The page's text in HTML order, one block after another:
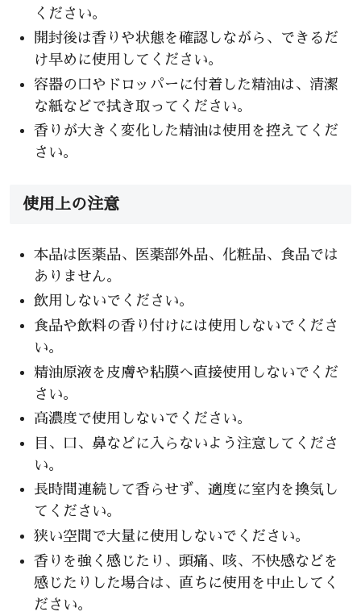
ください。
開封後は香りや状態を確認しながら、できるだ
け早めに使用してください。
容器の口やドロッパーに付着した精油は、清潔
な紙などで拭き取ってください。
香りが大きく変化した精油は使用を控えてくだ
さい。
使用上の注意
本品は医薬品、医薬部外品、化粧品、食品では
ありません。
飲用しないでください。
食品や飲料の香り付けには使用しないでくださ
い。
精油原液を皮膚や粘膜へ直接使用しないでくだ
さい。
高濃度で使用しないでください。
目、口、鼻などに入らないよう注意してくださ
い。
長時間連続して香らせず、適度に室内を換気し
てください。
狭い空間で大量に使用しないでください。
香りを強く感じたり、頭痛、咳、不快感などを
感じたりした場合は、直ちに使用を中止してく
ださい。